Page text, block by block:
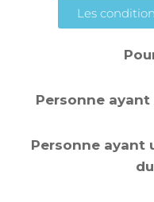
Les
Personne
Personne ayant